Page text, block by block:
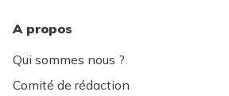
A propos
Qui sommes nous ?
Comité de rédaction